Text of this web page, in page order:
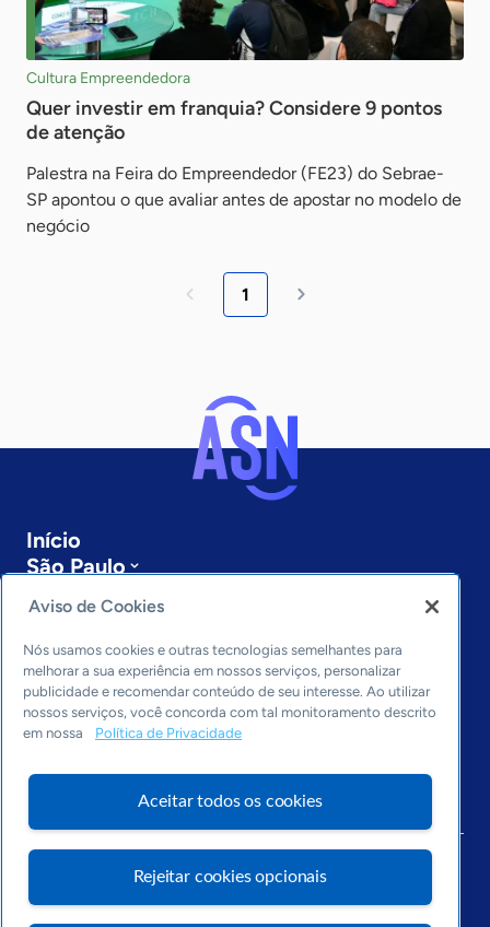
Cultura Empreendedora
Quer investir em franquia? Considere 9 pontos
de atenção
Palestra na Feira do Empreendedor (FE23) do Sebrae-
SP apontou o que avaliar antes de apostar no modelo de
negócio
1
Início
São Paulo
Últimas notícias
Entre em contato
Editorias
Economia & Política
Inovação & Tecnologia
Arquivo
Aviso de Cookies
Nós usamos cookies e outras tecnologias semelhantes para
melhorar a sua experiência em nossos serviços, personalizar
publicidade e recomendar conteúdo de seu interesse. Ao utilizar
nossos serviços, você concorda com tal monitoramento descrito
em nossa
Política de Privacidade
Aceitar todos os cookies
Rejeitar cookies opcionais